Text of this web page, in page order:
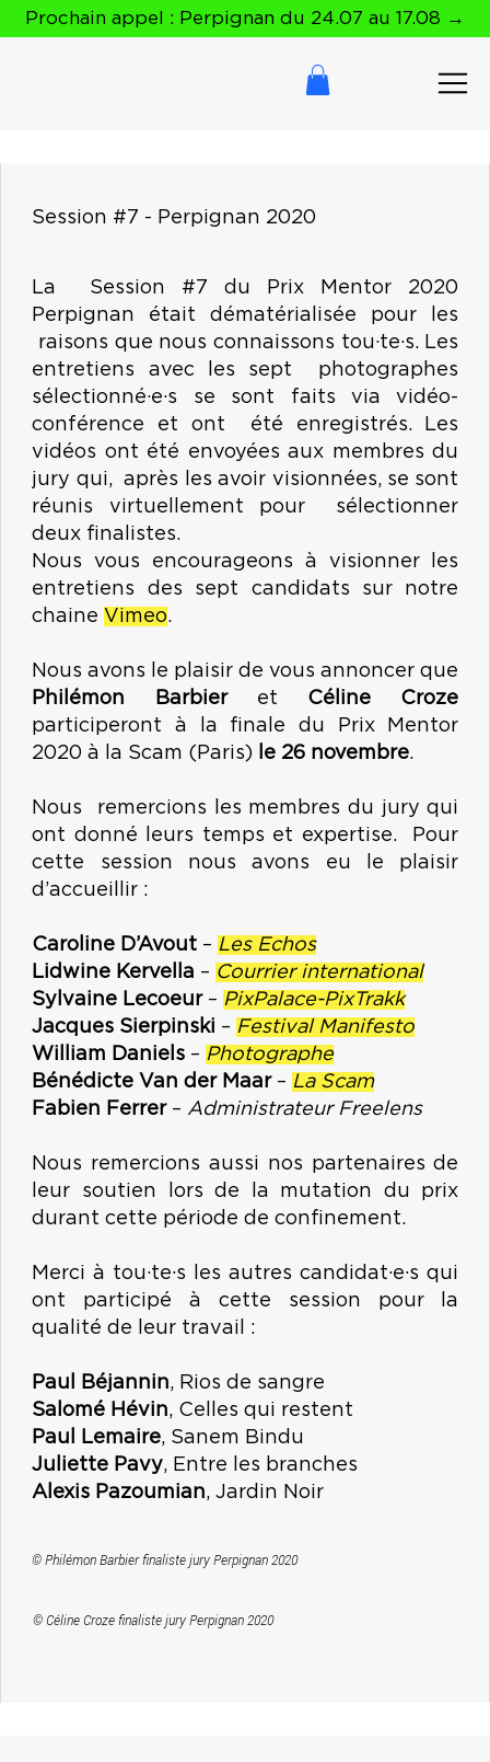
Prochain appel : Perpignan du 24.07 au 17.08 →
Session #7 - Perpignan 2020
La Session #7 du Prix Mentor 2020
Perpignan était dématérialisée pour les
raisons que nous connaissons tou·te·s. Les
entretiens avec les sept photographes
sélectionné·e·s se sont faits via vidéo-
conférence et ont été enregistrés. Les
vidéos ont été envoyées aux membres du
jury qui, après les avoir visionnées, se sont
réunis virtuellement pour sélectionner
deux finalistes.
Nous vous encourageons à visionner les
entretiens des sept candidats sur notre
chaine Vimeo.
Nous avons le plaisir de vous annoncer que
Philémon Barbieret Céline Croze
participeront à la finale du Prix Mentor
2020 à la Scam (Paris)
le 26 novembre.
Nous remercions les membres du jury qui
ont donné leurs temps et expertise. Pour
cette session nous avons eu le plaisir
d’accueillir :
Caroline D’Avout – Les Echos
Lidwine Kervella – Courrier international
Sylvaine Lecoeur– PixPalace-PixTrakk
Jacques Sierpinski – Festival Manifesto
William Daniels – Photographe
Bénédicte Van der Maar– La Scam
Fabien Ferrer– Administrateur Freelens
Nous remercions aussi nos partenaires de
leur soutien lors de la mutation du prix
durant cette période de confinement.
Merci à tou·te·s les autres candidat·e·s qui
ont participé à cette session pour la
qualité de leur travail :
Paul Béjannin, Rios de sangre
Salomé Hévin, Celles qui restent
Paul Lemaire, Sanem Bindu
Juliette Pavy, Entre les branches
Alexis Pazoumian, Jardin Noir
© Philémon Barbier finaliste jury Perpignan 2020
© Céline Croze finaliste jury Perpignan 2020